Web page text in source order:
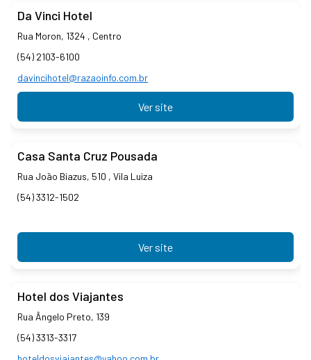
Da Vinci Hotel
Rua Moron, 1324 , Centro
(54) 2103-6100
davincihotel@razaoinfo.com.br
Ver site
Casa Santa Cruz Pousada
Rua João Biazus, 510 , Vila Luiza
(54) 3312-1502
Ver site
Hotel dos Viajantes
Rua Ângelo Preto, 139
(54) 3313-3317